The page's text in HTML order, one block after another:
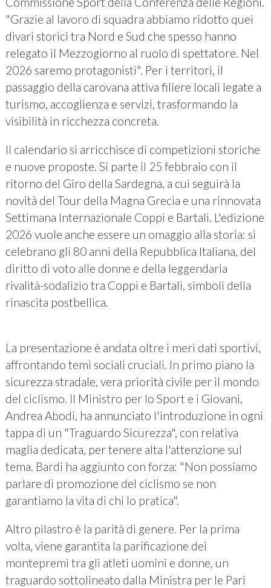
"Grazie al lavoro di squadra abbiamo ridotto quei
divari storici tra Nord e Sud che spesso hanno
relegato il Mezzogiorno al ruolo di spettatore. Nel
2026 saremo protagonisti". Per i territori, il
passaggio della carovana attiva filiere locali legate a
turismo, accoglienza e servizi, trasformando la
visibilità in ricchezza concreta.
Il calendario si arricchisce di competizioni storiche
e nuove proposte. Si parte il 25 febbraio con il
ritorno del Giro della Sardegna, a cui seguirà la
novità del Tour della Magna Grecia e una rinnovata
Settimana Internazionale Coppi e Bartali. L'edizione
2026 vuole anche essere un omaggio alla storia: si
celebrano gli 80 anni della Repubblica Italiana, del
diritto di voto alle donne e della leggendaria
rivalità-sodalizio tra Coppi e Bartali, simboli della
rinascita postbellica.
La presentazione è andata oltre i meri dati sportivi,
affrontando temi sociali cruciali. In primo piano la
sicurezza stradale, vera priorità civile per il mondo
del ciclismo. Il Ministro per lo Sport e i Giovani,
Andrea Abodi, ha annunciato l'introduzione in ogni
tappa di un "Traguardo Sicurezza", con relativa
maglia dedicata, per tenere alta l'attenzione sul
tema. Bardi ha aggiunto con forza: "Non possiamo
parlare di promozione del ciclismo se non
garantiamo la vita di chi lo pratica".
Altro pilastro è la parità di genere. Per la prima
volta, viene garantita la parificazione dei
montepremi tra gli atleti uomini e donne, un
traguardo sottolineato dalla Ministra per le Pari